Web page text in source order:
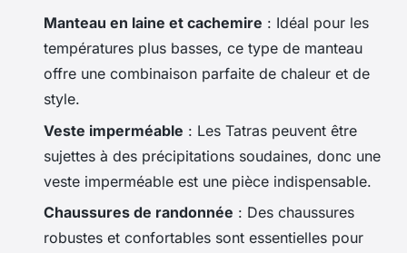
Manteau en laine et cachemire : Idéal pour les
températures plus basses, ce type de manteau
offre une combinaison parfaite de chaleur et de
style.
Veste imperméable : Les Tatras peuvent être
sujettes à des précipitations soudaines, donc une
veste imperméable est une pièce indispensable.
Chaussures de randonnée : Des chaussures
robustes et confortables sont essentielles pour